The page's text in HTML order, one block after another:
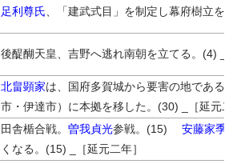
足利尊氏 、「建武式目」を制定し幕府樹立を宣
後醍醐天皇、吉野へ逃れ南朝を立てる。(4) _［
北畠顕家は、国府多賀城から要害の地である伊
市・伊達市）に本拠を移した。(30) _［延元二
田舎楯合戦。曽我貞光参戦。(15)安藤家季
くなる。(15) _［延元二年］